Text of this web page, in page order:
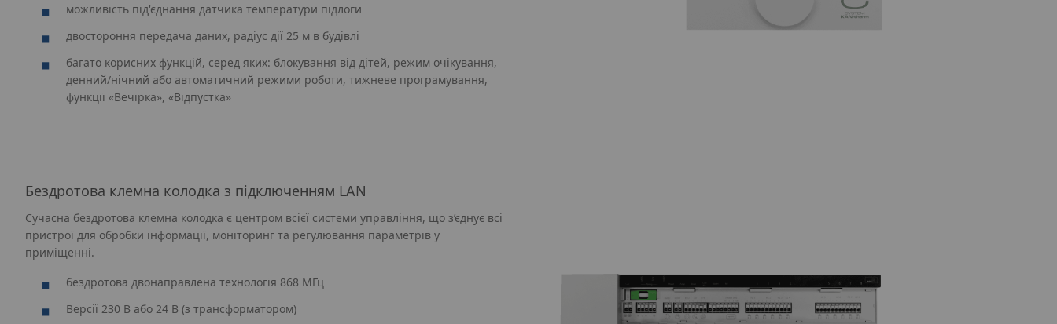
можливість під'єднання датчика температури підлоги
двостороння передача даних, радіус дії 25 м в будівлі
багато корисних функцій, серед яких: блокування від дітей, режим очікування,
денний/нічний або автоматичний режими роботи, тижневе програмування,
функції «Вечірка», «Відпустка»
Бездротова клемна колодка з підключенням LAN
Сучасна бездротова клемна колодка є центром всієї системи управління, що з’єднує всі
пристрої для обробки інформації, моніторинг та регулювання параметрів у
приміщенні.
бездротова двонаправлена ​​технологія 868 МГц
Версії 230 В або 24 В (з трансформатором)